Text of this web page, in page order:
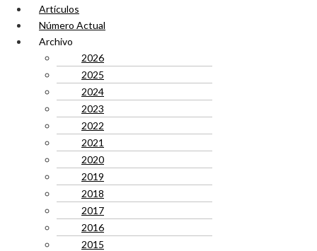
Artículos
Número Actual
Archivo
2026
2025
2024
2023
2022
2021
2020
2019
2018
2017
2016
2015